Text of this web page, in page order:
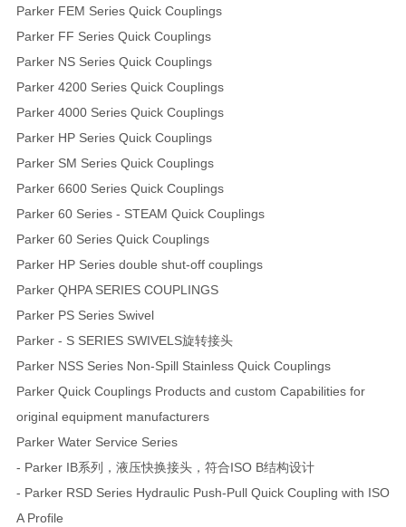
Parker FEM Series Quick Couplings
Parker FF Series Quick Couplings
Parker NS Series Quick Couplings
Parker 4200 Series Quick Couplings
Parker 4000 Series Quick Couplings
Parker HP Series Quick Couplings
Parker SM Series Quick Couplings
Parker 6600 Series Quick Couplings
Parker 60 Series - STEAM Quick Couplings
Parker 60 Series Quick Couplings
Parker HP Series double shut-off couplings
Parker QHPA SERIES COUPLINGS
Parker PS Series Swivel
Parker - S SERIES SWIVELS旋转接头
Parker NSS Series Non-Spill Stainless Quick Couplings
Parker Quick Couplings Products and custom Capabilities for
original equipment manufacturers
Parker Water Service Series
- Parker IB系列，液压快换接头，符合ISO B结构设计
- Parker RSD Series Hydraulic Push-Pull Quick Coupling with ISO
A Profile